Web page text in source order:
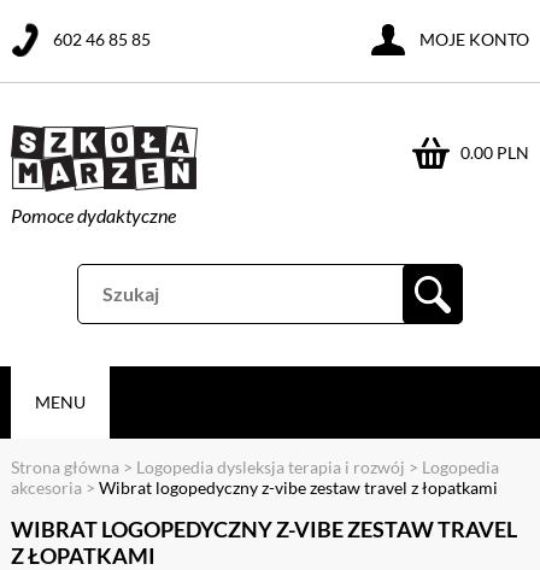
Pomoce dydaktyczne
0.00 PLN
602 46 85 85 MOJE KONTO
MENU
Strona główna > Logopedia dysleksja terapia i rozwój > Logopedia
akcesoria > Wibrat logopedyczny z-vibe zestaw travel z łopatkami
WIBRAT LOGOPEDYCZNY Z-VIBE ZESTAW TRAVEL
Z ŁOPATKAMI